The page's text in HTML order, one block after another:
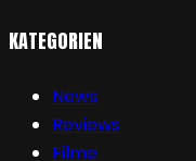
KATEGORIEN
News
Reviews
Filme